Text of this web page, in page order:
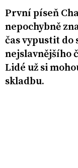
První píseň
nepochybně
čas vypustit do
nejslavnějšího
Lidé už si
skladbu.